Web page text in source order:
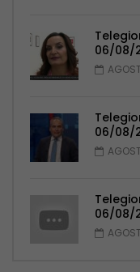
06/08/
06/08/
06/08/